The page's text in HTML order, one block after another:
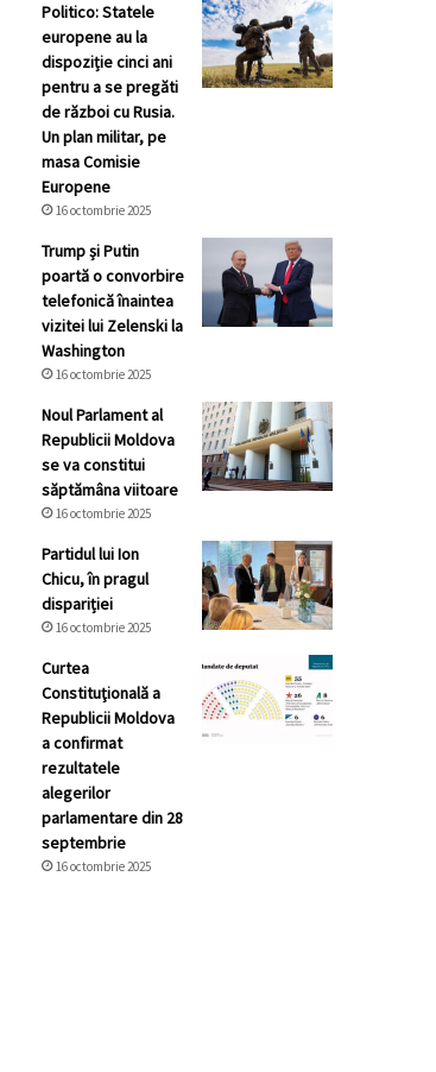
Politico: Statele
europene au la
dispoziție cinci ani
pentru a se pregăti
de război cu Rusia.
Un plan militar, pe
masa Comisie
Europene
16 octombrie 2025
Trump și Putin
poartă o convorbire
telefonică înaintea
vizitei lui Zelenski la
Washington
16 octombrie 2025
Noul Parlament al
Republicii Moldova
se va constitui
săptămâna viitoare
16 octombrie 2025
Partidul lui Ion
Chicu, în pragul
dispariției
16 octombrie 2025
Curtea
Constituţională a
Republicii Moldova
a confirmat
rezultatele
alegerilor
parlamentare din 28
septembrie
16 octombrie 2025